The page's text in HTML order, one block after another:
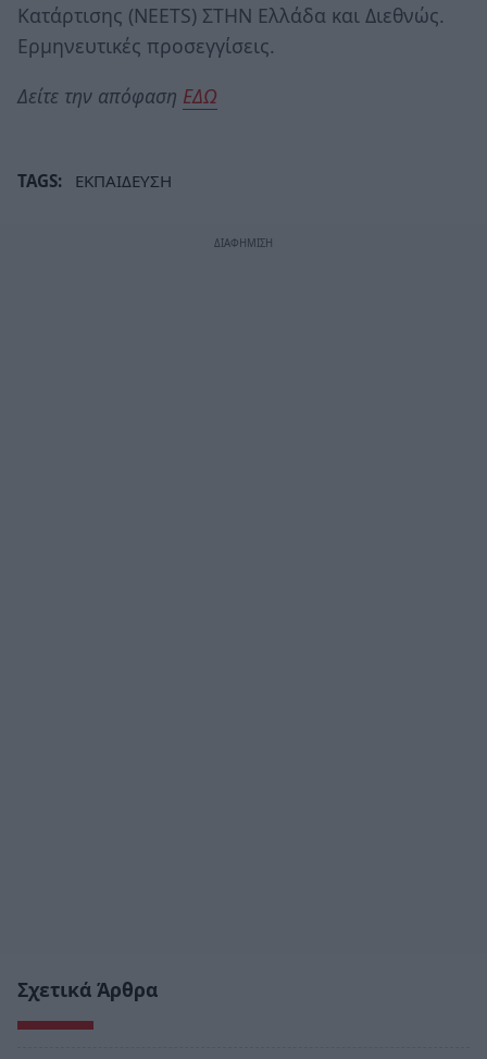
Κατάρτισης (NEETS) ΣΤΗΝ Ελλάδα και Διεθνώς.
Ερμηνευτικές προσεγγίσεις.
Δείτε την απόφαση ΕΔΩ
TAGS: ΕΚΠΑΙΔΕΥΣΗ
Σχετικά Άρθρα